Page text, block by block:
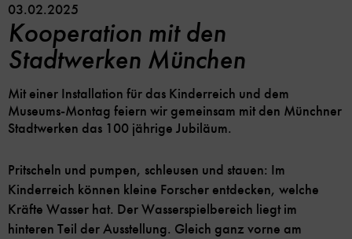
03.02.2025
Kooperation mit den
Stadtwerken München
Mit einer Installation für das Kinderreich und dem
Museums-Montag feiern wir gemeinsam mit den Münchner
Stadtwerken das 100 jährige Jubiläum.
Pritscheln und pumpen, schleusen und stauen: Im
Kinderreich können kleine Forscher entdecken, welche
Kräfte Wasser hat. Der Wasserspielbereich liegt im
hinteren Teil der Ausstellung. Gleich ganz vorne am